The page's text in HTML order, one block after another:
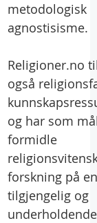
metodologisk
agnostisisme.
Religioner.no
også
og har som
formidle
forskning på en
tilgjengelig og